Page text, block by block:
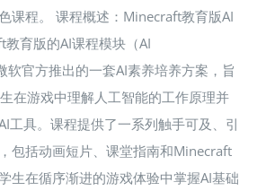
课程。 课程概述：Minecraft教育版AI
育版的AI课程模块（AI
软官方推出的一套AI素养培养方案，旨
在游戏中理解人工智能的工作原理并
工具。课程提供了一系列触手可及、引
包括动画短片、课堂指南和Minecraft
生在循序渐进的游戏体验中掌握AI基础